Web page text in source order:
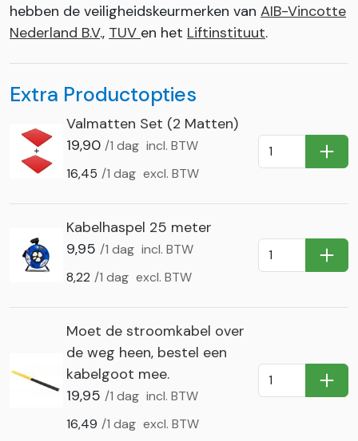
hebben de veiligheidskeurmerken van AIB-Vincotte
Nederland B.V., TUV en het Liftinstituut.
Extra Productopties
Valmatten Set (2 Matten)
19,90 /1 dag incl. BTW
16,45 /1 dag excl. BTW
In
Kabelhaspel 25 meter
9,95 /1 dag incl. BTW
8,22 /1 dag excl. BTW
In
Moet de stroomkabel over
de weg heen, bestel een
kabelgoot mee.
19,95 /1 dag incl. BTW
16,49 /1 dag excl. BTW
In